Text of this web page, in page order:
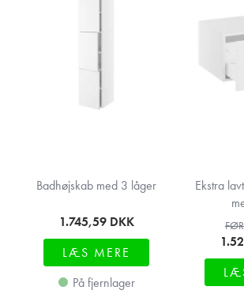
Badhøjskab med 3 låger
1.745,59 DKK
LÆS MERE
På fjernlager
Ekstra